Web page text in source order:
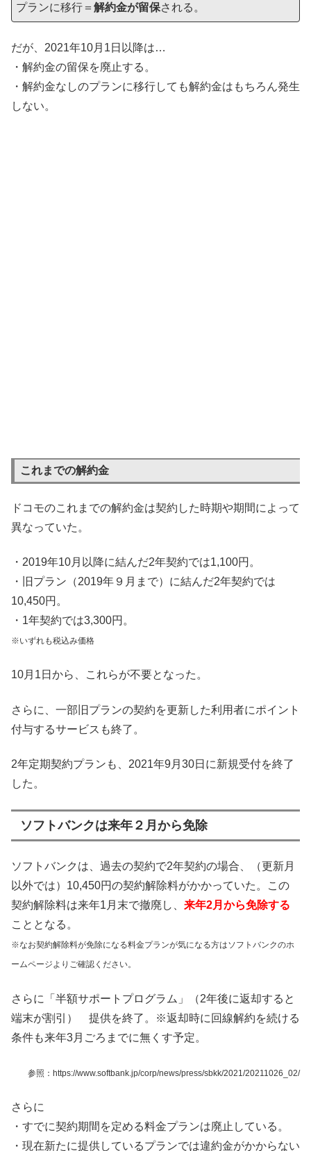
プランに移行＝ 解約金が留保される。
だが、2021年10月1日以降は…
・解約金の留保を廃止する。
・解約金なしのプランに移行しても解約金はもちろん発生
しない。
これまでの解約金
ドコモのこれまでの解約金は契約した時期や期間によって
異なっていた。
・2019年10月以降に結んだ2年契約では1,100円。
・旧プラン（2019年９月まで）に結んだ2年契約では
10,450円。
・1年契約では3,300円。
※いずれも税込み価格
10月1日から、これらが不要となった。
さらに、一部旧プランの契約を更新した利用者にポイント
付与するサービスも終了。
2年定期契約プランも、2021年9月30日に新規受付を終了
した。
ソフトバンクは来年２月から免除
ソフトバンクは、過去の契約で2年契約の場合、（更新月
以外では）10,450円の契約解除料がかかっていた。この
契約解除料は来年1月末で撤廃し、 来年2月から免除する
こととなる。
※なお契約解除料が免除になる料金プランが気になる方はソフトバンクのホ
ームページよりご確認ください。
さらに「半額サポートプログラム」（2年後に返却すると
端末が割引） 提供を終了。※返却時に回線解約を続ける
条件も来年3月ごろまでに無くす予定。
参照：https://www.softbank.jp/corp/news/press/sbkk/2021/20211026_02/
さらに
・すでに契約期間を定める料金プランは廃止している。
・現在新たに提供しているプランでは違約金がかからない